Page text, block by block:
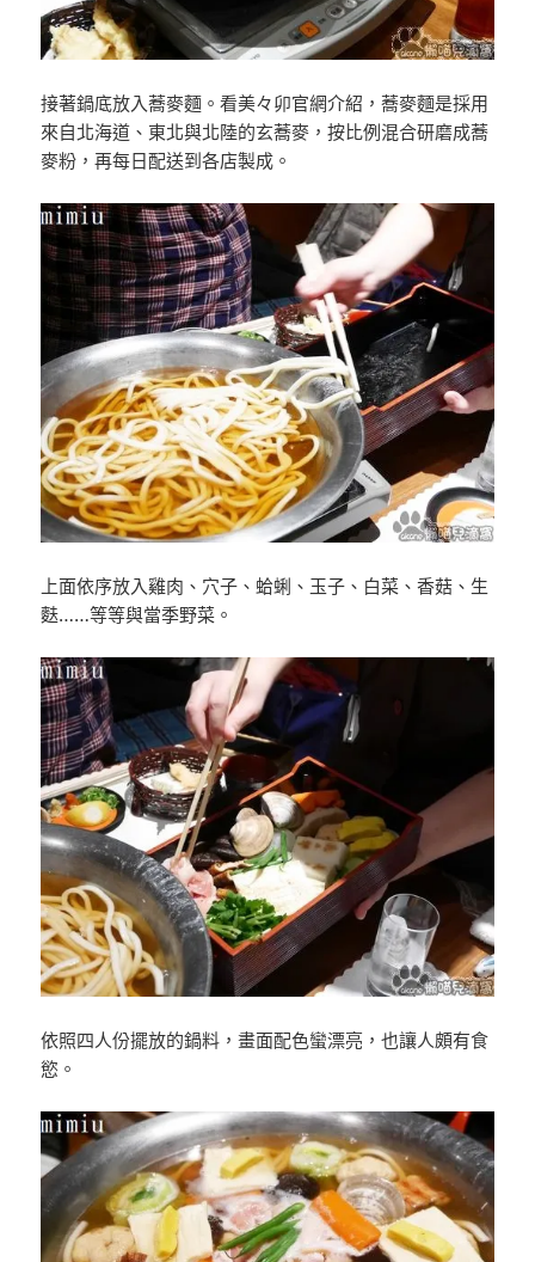
接著鍋底放入蕎麥麵。看美々卯官網介紹，蕎麥麵是採用
來自北海道、東北與北陸的玄蕎麥，按比例混合研磨成蕎
麥粉，再每日配送到各店製成。
上面依序放入雞肉、穴子、蛤蜊、玉子、白菜、香菇、生
麩……等等與當季野菜。
依照四人份擺放的鍋料，畫面配色蠻漂亮，也讓人頗有食
慾。